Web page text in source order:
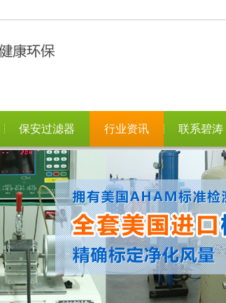
保安过滤器 行业资讯 联系碧涛